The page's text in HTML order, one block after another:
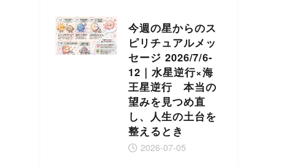
今週の星からのス
ピリチュアルメッ
セージ 2026/7/6-
12｜水星逆行×海
王星逆行 本当の
望みを見つめ直
し、人生の土台を
整えるとき
2026-07-05